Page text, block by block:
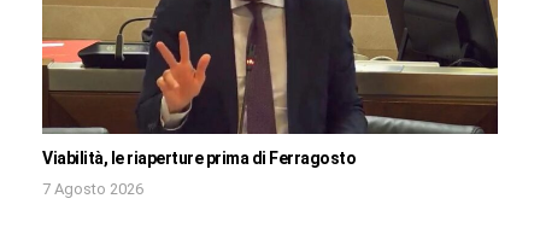
Viabilità, le riaperture prima di Ferragosto
7 Agosto 2026